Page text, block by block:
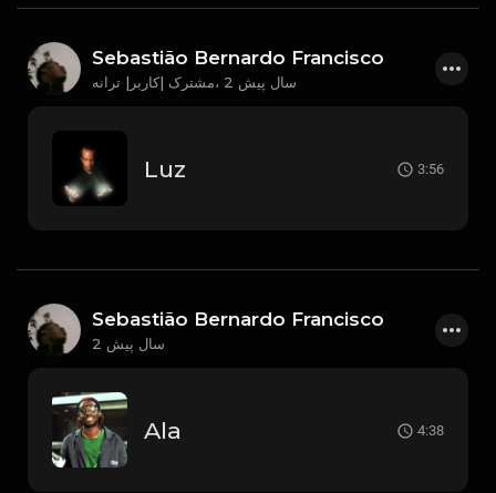
Sebastião Bernardo Francisco
مشترک |کاربر| ترانه، 2 سال پیش
Luz 3:56
Sebastião Bernardo Francisco
2 سال پیش
Ala 4:38